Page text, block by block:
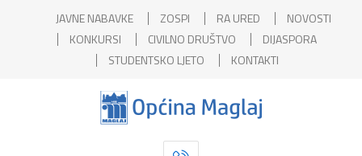
JAVNE NABAVKE ZOSPI RA URED
NOVOSTI
KONKURSI
CIVILNO DRUŠTVO
DIJASPORA
STUDENTSKO LJETO
KONTAKTI